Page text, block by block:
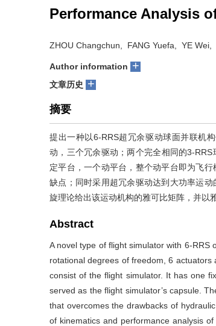
Performance Analysis
ZHOU Changchun, FANG Yuefa, YE Wei,
Author information +
文章历史 +
摘要
提出一种以6-RRS超冗余驱动球面并联机
动，三个冗余驱动；两个完全相同的3-
定平台，一个动平台，整个动平台即为飞
缺点；同时采用超冗余驱动达到大功率运
旋理论给出该运动机构的雅可比矩阵，并以
Abstract
A novel type of flight simulator with 6-
rotational degrees of freedom, 6
consist of the flight simulator. It has one
served as the flight simulator’s capsule.
that overcomes the drawbacks of
of kinematics and performance analysis